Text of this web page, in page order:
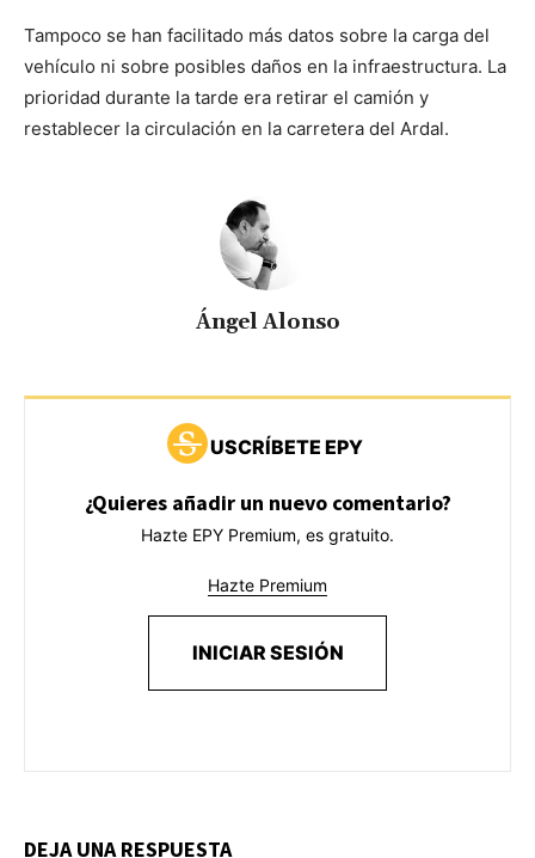
Tampoco se han facilitado más datos sobre la carga del
vehículo ni sobre posibles daños en la infraestructura. La
prioridad durante la tarde era retirar el camión y
restablecer la circulación en la carretera del Ardal.
Ángel Alonso
USCRÍBETE EPY
¿Quieres añadir un nuevo comentario?
Hazte EPY Premium, es gratuito.
Hazte Premium
INICIAR SESIÓN
DEJA UNA RESPUESTA